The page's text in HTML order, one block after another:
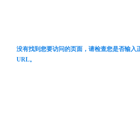
没有找到您要访问的页面，请检查您是否输入
URL。